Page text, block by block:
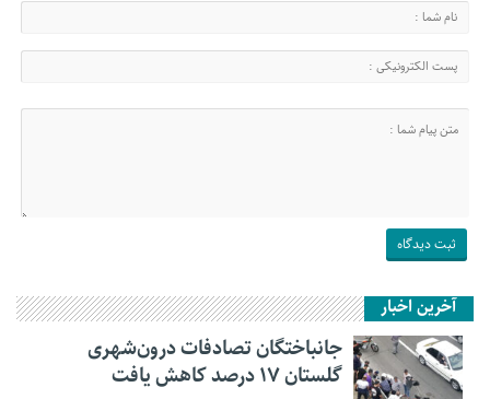
آخرین اخبار
جانباختگان تصادفات درون‌شهری
گلستان ۱۷ درصد کاهش یافت